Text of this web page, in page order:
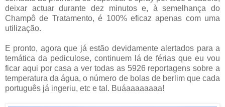
deixar actuar durante dez minutos e, à semelhança do
Champô de Tratamento, é 100% eficaz apenas com uma
utilização.
E pronto, agora que já estão devidamente alertados para a
temática da pediculose, continuem lá de férias que eu vou
ficar aqui por casa a ver todas as 5926 reportagens sobre a
temperatura da água, o número de bolas de berlim que cada
português já ingeriu, etc e tal. Buáaaaaaaaa!